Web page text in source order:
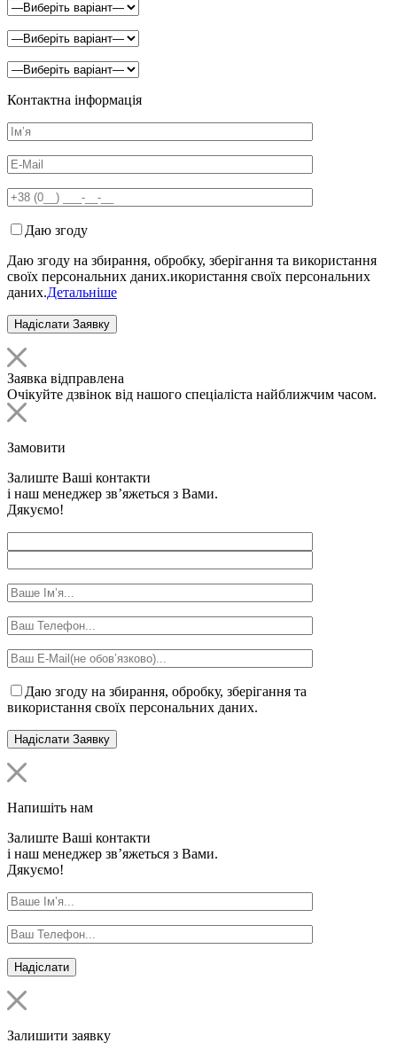
Контактна інформація
Даю згоду
Даю згоду на збирання, обробку, зберігання та використання
своїх персональних даних.икористання своїх персональних
даних.Детальніше
Заявка відправлена
Очікуйте дзвінок від нашого спеціаліста найближчим часом.
Замовити
Залиште Ваші контакти
і наш менеджер зв’яжеться з Вами.
Дякуємо!
Даю згоду на збирання, обробку, зберігання та
використання своїх персональних даних.
Напишіть нам
Залиште Ваші контакти
і наш менеджер зв’яжеться з Вами.
Дякуємо!
Залишити заявку